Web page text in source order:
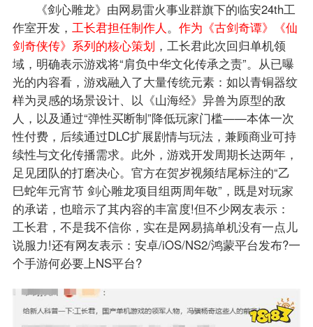
《剑心雕龙》由网易雷火事业群旗下的临安24th工
作室开发， 工长君担任制作人。 作为《古剑奇谭》《仙
剑奇侠传》系列的核心策划 ，工长君此次回归单机领
域，明确表示游戏将“肩负中华文化传承之责”。从已曝
光的内容看，游戏融入了大量传统元素：如以青铜器纹
样为灵感的场景设计、以《山海经》异兽为原型的敌
人，以及通过“弹性买断制”降低玩家门槛——本体一次
性付费，后续通过DLC扩展剧情与玩法，兼顾商业可持
续性与文化传播需求。此外，游戏开发周期长达两年，
足见团队的打磨决心。官方在贺岁视频结尾标注的“乙
巳蛇年元宵节 剑心雕龙项目组两周年敬”，既是对玩家
的承诺，也暗示了其内容的丰富度!但不少网友表示：
工长君，不是我不信你，实在是网易搞单机没有一点儿
说服力!还有网友表示：安卓/iOS/NS2/鸿蒙平台发布?一
个手游何必要上NS平台?